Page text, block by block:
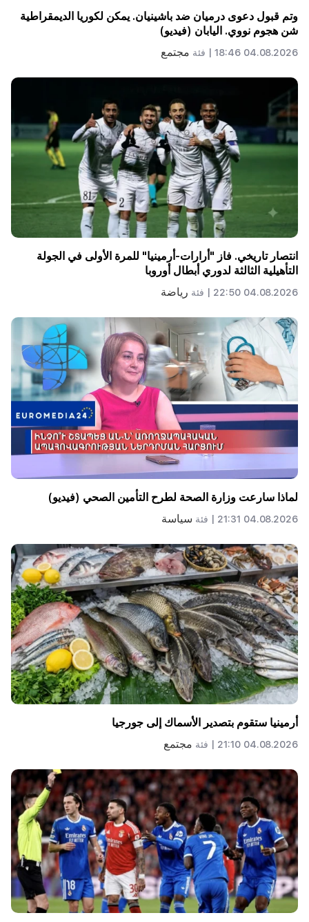
وتم قبول دعوى درميان ضد باشينيان. يمكن لكوريا الديمقراطية
شن هجوم نووي. اليابان (فيديو)
04.08.2026 18:46 | فئة مجتمع
انتصار تاريخي. فاز "أرارات-أرمينيا" للمرة الأولى في الجولة
التأهيلية الثالثة لدوري أبطال أوروبا
04.08.2026 22:50 | فئة رياضة
لماذا سارعت وزارة الصحة لطرح التأمين الصحي (فيديو)
04.08.2026 21:31 | فئة سياسة
أرمينيا ستقوم بتصدير الأسماك إلى جورجيا
04.08.2026 21:10 | فئة مجتمع